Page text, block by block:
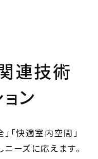
連技術
ン
「快適室内空間」
ーズに応えます。